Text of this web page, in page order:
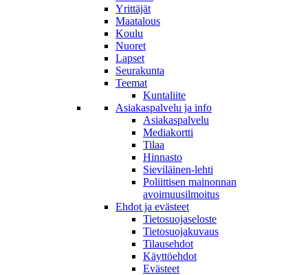
Yrittäjät
Maatalous
Koulu
Nuoret
Lapset
Seurakunta
Teemat
Kuntaliite
Asiakaspalvelu ja info
Asiakaspalvelu
Mediakortti
Tilaa
Hinnasto
Sieviläinen-lehti
Poliittisen mainonnan
avoimuusilmoitus
Ehdot ja evästeet
Tietosuojaseloste
Tietosuojakuvaus
Tilausehdot
Käyttöehdot
Evästeet